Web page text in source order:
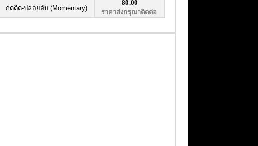
กดติด-ปล่อยดับ (Momentary)
80.00
ราคาส่งกรุณาติดต่อ